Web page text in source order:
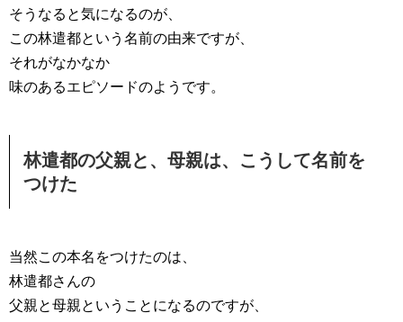
そうなると気になるのが、
この林遣都という名前の由来ですが、
それがなかなか
味のあるエピソードのようです。
林遣都の父親と、母親は、こうして名前を
つけた
当然この本名をつけたのは、
林遣都さんの
父親と母親ということになるのですが、